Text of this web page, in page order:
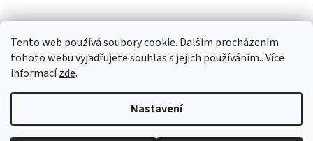
Tento web používá soubory cookie. Dalším procházením
tohoto webu vyjadřujete souhlas s jejich používáním.. Více
informacízde.
Nastavení